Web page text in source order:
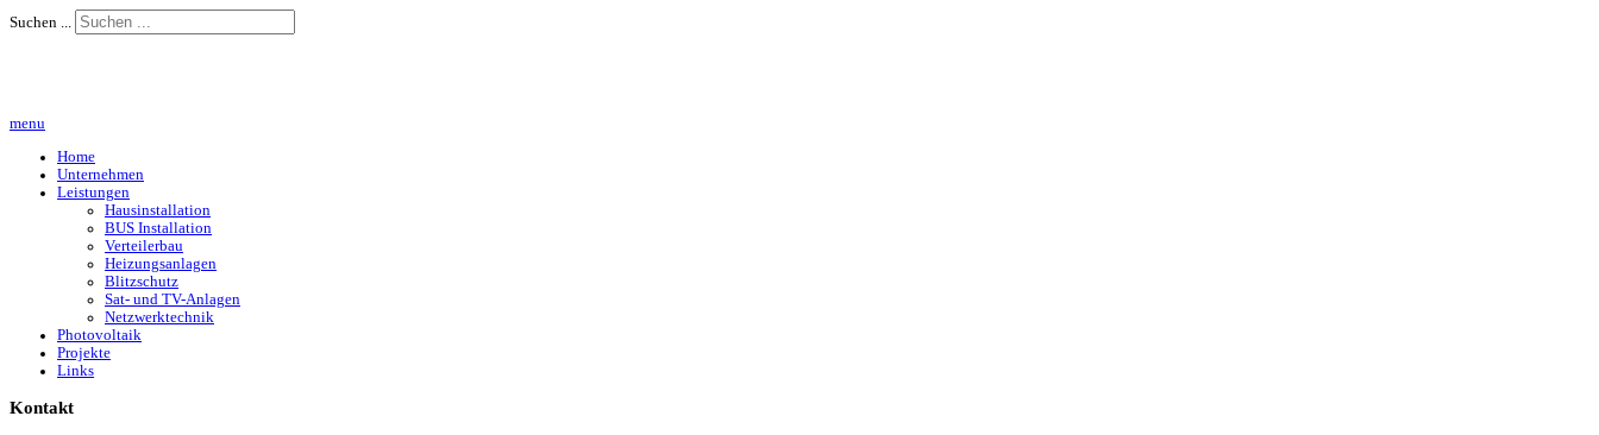
Suchen ...
menu
Home
Unternehmen
Leistungen
Hausinstallation
BUS Installation
Verteilerbau
Heizungsanlagen
Blitzschutz
Sat- und TV-Anlagen
Netzwerktechnik
Photovoltaik
Projekte
Links
Kontakt